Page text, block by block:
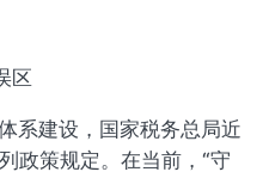
区
系建设，国家税务总局近
政策规定。在当前，“守